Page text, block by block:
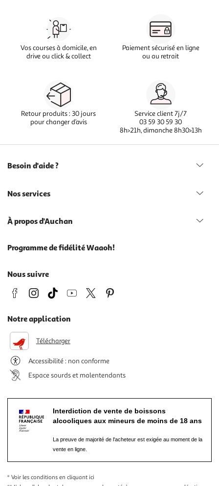
Vos courses à domicile, en
drive ou click & collect
Paiement sécurisé en ligne
ou au retrait
Retour produits : 30 jours
pour changer d’avis
Service client 7j/7
03 59 30 59 30
8h>21h, dimanche 8h30>13h
Besoin d'aide ?
Nos services
À propos d'Auchan
Programme de fidélité Waaoh!
Nous suivre
Notre application
Télécharger
Accessibilité : non conforme
Espace sourds et malentendants
Interdiction de vente de boissons
alcooliques aux mineurs de moins de 18 ans
La preuve de majorité de l'acheteur est exigée au moment de la
vente en ligne.
* Voir les conditions en cliquant ici